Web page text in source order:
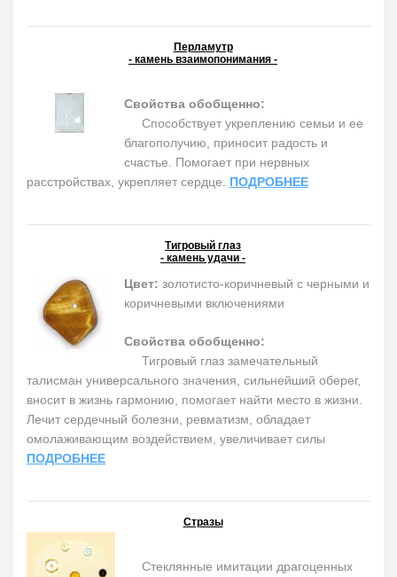
Перламутр
- камень взаимопонимания -
Свойства обобщенно:
Способствует укреплению семьи и ее
благополучию, приносит радость и
счастье. Помогает при нервных
расстройствах, укрепляет сердце. ПОДРОБНЕЕ
Тигровый глаз
- камень удачи -
Цвет: золотисто-коричневый с черными и
коричневыми включениями
Свойства обобщенно:
Тигровый глаз замечательный
талисман универсального значения, сильнейший оберег,
вносит в жизнь гармонию, помогает найти место в жизни.
Лечит сердечный болезни, ревматизм, обладает
омолаживающим воздействием, увеличивает силы
ПОДРОБНЕЕ
Стразы
Стеклянные имитации драгоценных